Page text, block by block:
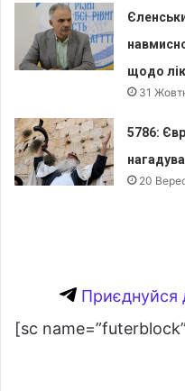
щодо
31
5786:
20
Приєднуйся
[sc